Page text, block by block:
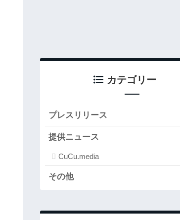
カテゴリー
プレスリリース
提供ニュース
CuCu.media
その他